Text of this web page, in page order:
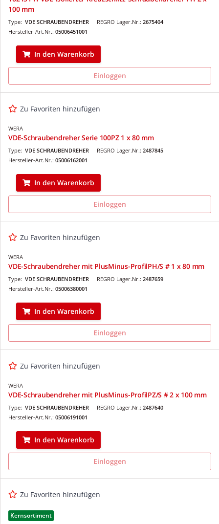
100 mm
REGRO Lager.Nr.: 2675404
Type: VDE SCHRAUBENDREHER
Hersteller-Art.Nr.: 05006451001
In den Warenkorb
Einloggen
Zu Favoriten hinzufügen
WERA
VDE-Schraubendreher Serie 100PZ 1 x 80 mm
REGRO Lager.Nr.: 2487845
Type: VDE SCHRAUBENDREHER
Hersteller-Art.Nr.: 05006162001
In den Warenkorb
Einloggen
Zu Favoriten hinzufügen
WERA
VDE-Schraubendreher mit PlusMinus-ProfilPH/S # 1 x 80 mm
REGRO Lager.Nr.: 2487659
Type: VDE SCHRAUBENDREHER
Hersteller-Art.Nr.: 05006380001
In den Warenkorb
Einloggen
Zu Favoriten hinzufügen
WERA
VDE-Schraubendreher mit PlusMinus-ProfilPZ/S # 2 x 100 mm
REGRO Lager.Nr.: 2487640
Type: VDE SCHRAUBENDREHER
Hersteller-Art.Nr.: 05006191001
In den Warenkorb
Einloggen
Zu Favoriten hinzufügen
Kernsortiment